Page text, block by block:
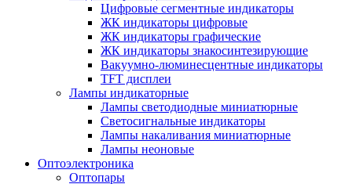
Цифровые сегментные индикаторы
ЖК индикаторы цифровые
ЖК индикаторы графические
ЖК индикаторы знакосинтезирующие
Вакуумно-люминесцентные индикаторы
TFT дисплеи
Лампы индикаторные
Лампы светодиодные миниатюрные
Светосигнальные индикаторы
Лампы накаливания миниатюрные
Лампы неоновые
Оптоэлектроника
Оптопары